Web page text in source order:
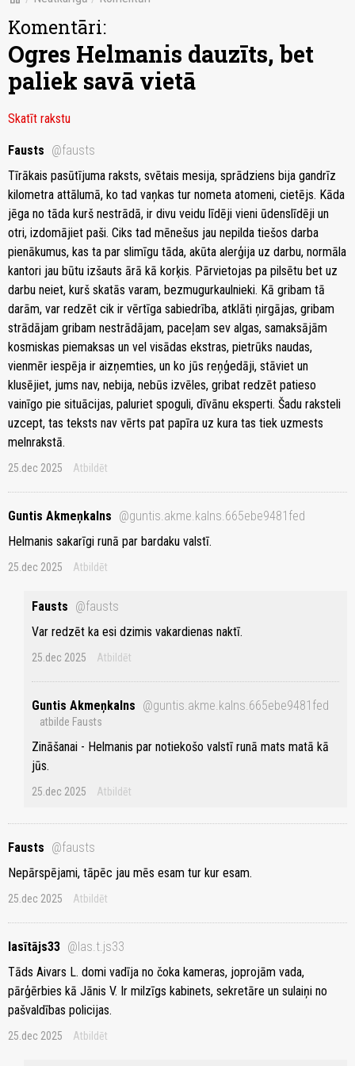
Komentāri:
Ogres Helmanis dauzīts, bet
paliek savā vietā
Skatīt rakstu
Fausts @fausts
Tīrākais pasūtījuma raksts, svētais mesija, sprādziens bija gandrīz
kilometra attālumā, ko tad vaņkas tur nometa atomeni, cietējs. Kāda
jēga no tāda kurš nestrādā, ir divu veidu līdēji vieni ūdenslīdēji un
otri, izdomājiet paši. Ciks tad mēnešus jau nepilda tiešos darba
pienākumus, kas ta par slimīgu tāda, akūta alerģija uz darbu, normāla
kantori jau būtu izšauts ārā kā korķis. Pārvietojas pa pilsētu bet uz
darbu neiet, kurš skatās varam, bezmugurkaulnieki. Kā gribam tā
darām, var redzēt cik ir vērtīga sabiedrība, atklāti ņirgājas, gribam
strādājam gribam nestrādājam, paceļam sev algas, samaksājām
kosmiskas piemaksas un vel visādas ekstras, pietrūks naudas,
vienmēr iespēja ir aizņemties, un ko jūs reņģedāji, stāviet un
klusējiet, jums nav, nebija, nebūs izvēles, gribat redzēt patieso
vainīgo pie situācijas, paluriet spoguli, dīvānu eksperti. Šadu raksteli
uzcept, tas teksts nav vērts pat papīra uz kura tas tiek uzmests
melnrakstā.
25.dec 2025 Atbildēt
Guntis Akmeņkalns @guntis.akme.kalns.665ebe9481fed
Helmanis sakarīgi runā par bardaku valstī.
25.dec 2025 Atbildēt
Fausts @fausts
Var redzēt ka esi dzimis vakardienas naktī.
25.dec 2025 Atbildēt
Guntis Akmeņkalns @guntis.akme.kalns.665ebe9481fed
atbilde Fausts
Zināšanai - Helmanis par notiekošo valstī runā mats matā kā
jūs.
25.dec 2025 Atbildēt
Fausts @fausts
Nepārspējami, tāpēc jau mēs esam tur kur esam.
25.dec 2025 Atbildēt
lasītājs33 @las.t.js33
Tāds Aivars L. domi vadīja no čoka kameras, joprojām vada,
pārģērbies kā Jānis V. Ir milzīgs kabinets, sekretāre un sulaiņi no
pašvaldības policijas.
25.dec 2025 Atbildēt